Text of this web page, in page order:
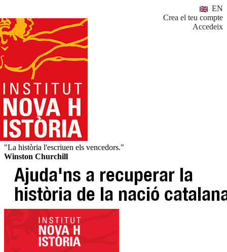
EN
Crea el teu compte
Accedeix
"La història l'escriuen els vencedors."
Winston Churchill